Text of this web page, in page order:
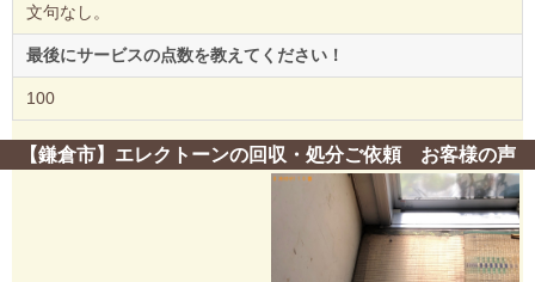
文句なし。
最後にサービスの点数を教えてください！
100
【鎌倉市】エレクトーンの回収・処分ご依頼 お客様の声